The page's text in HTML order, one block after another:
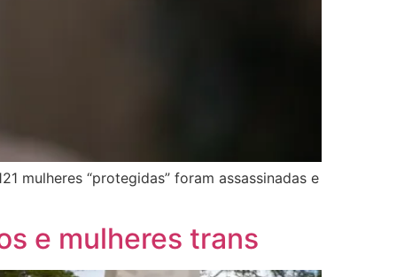
mulheres “protegidas” foram assassinadas e
e mulheres trans